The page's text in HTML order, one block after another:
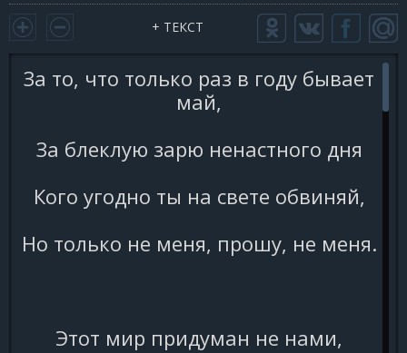
+ ТЕКСТ
За то, что только раз в году бывает
май,
За блеклую зарю ненастного дня
Кого угодно ты на свете обвиняй,
Но только не меня, прошу, не меня.
Этот мир придуман не нами,